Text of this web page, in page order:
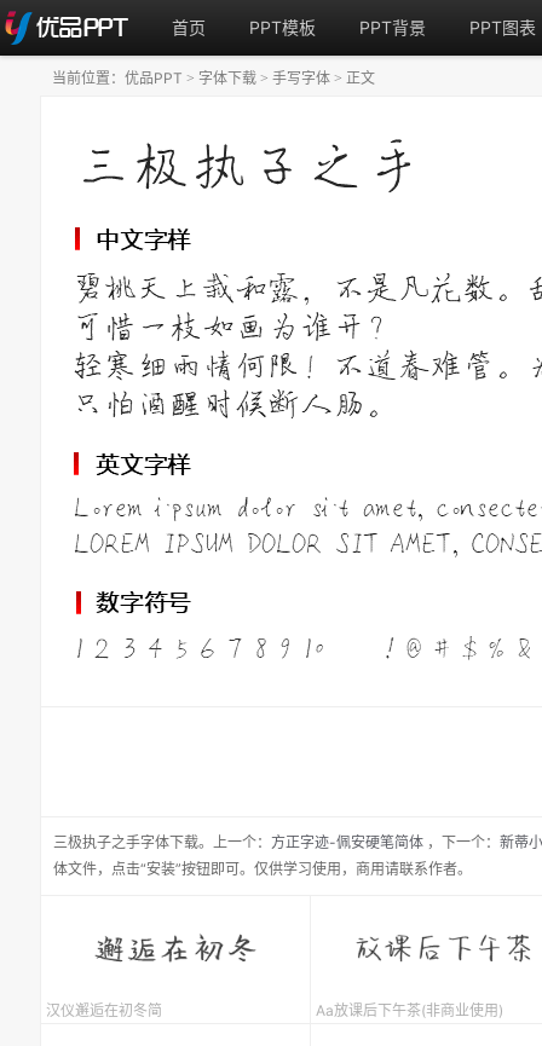
首页 PPT模板 PPT背景 PPT图表
三极执子之手字体下载。 上一个： 方正字迹-佩安硬笔简体 ， 下一个： 新蒂
体文件，点击“安装”按钮即可。仅供学习使用，商用请联系作者。
当前位置： 优品PPT > 字体下载 > 手写字体 > 正文
汉仪邂逅在初冬简 Aa放课后下午茶(非商业使用)